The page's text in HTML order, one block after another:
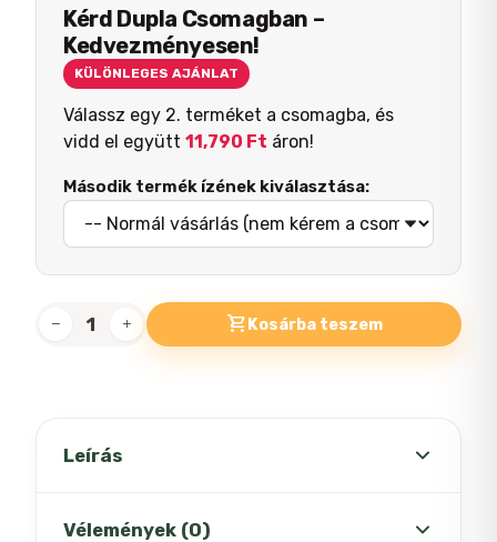
Kérd Dupla Csomagban –
Kedvezményesen!
KÜLÖNLEGES AJÁNLAT
Válassz egy 2. terméket a csomagba, és
vidd el együtt 11,790 Ft áron!
Második termék ízének kiválasztása:
Bunny
mennyiség
Kosárba teszem
Leírás
Vélemények (0)